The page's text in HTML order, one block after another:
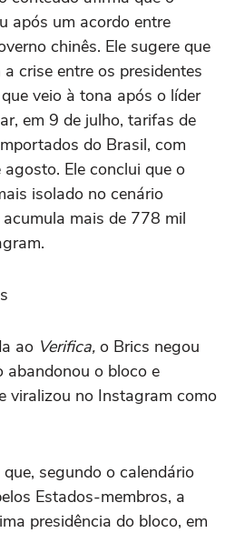
após um acordo entre
chinês. Ele sugere que
crise entre os presidentes
veio à tona após o líder
em 9 de julho, tarifas de
do Brasil, com
Ele conclui que o
isolado no cenário
mais de 778 mil
ao Verifica, o Brics negou
abandonou o bloco e
viralizou no Instagram como
segundo o calendário
Estados-membros, a
presidência do bloco, em